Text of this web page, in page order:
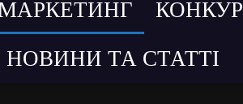
НОВИНИ ТА СТАТТІ